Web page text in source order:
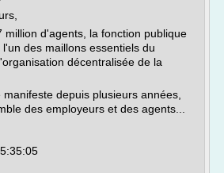
million d'agents, la fonction publique
des maillons essentiels du
décentralisée de la
depuis plusieurs années,
des employeurs et des agents...